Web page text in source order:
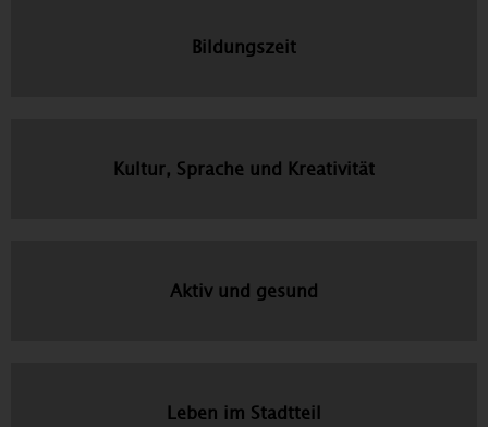
Bildungszeit
Kultur, Sprache und Kreativität
Aktiv und gesund
Leben im Stadtteil